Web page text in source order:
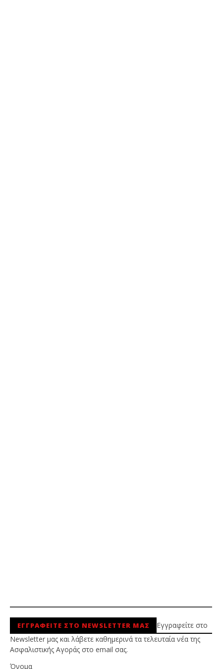
ΕΓΓΡΑΦΕΙΤΕ ΣΤΟ NEWSLETTER ΜΑΣ
Εγγραφείτε στο
Newsletter μας και λάβετε καθημερινά τα τελευταία νέα της
Ασφαλιστικής Αγοράς στο email σας.
Όνομα